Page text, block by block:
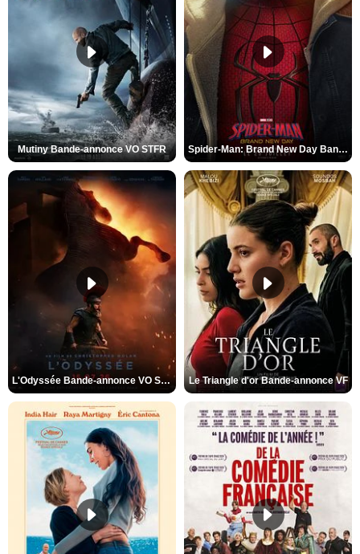
Mutiny Bande-annonce VO STFR Spider-Man: Brand New Day Bande-annonce VO STFR
L'Odyssée Bande-annonce VO STFR Le Triangle d'or Bande-annonce VF